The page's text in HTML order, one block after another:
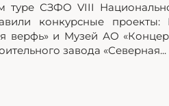
туре СЗФО VIII
конкурсные проекты:
верфь» и Музей АО
завода «Северная...